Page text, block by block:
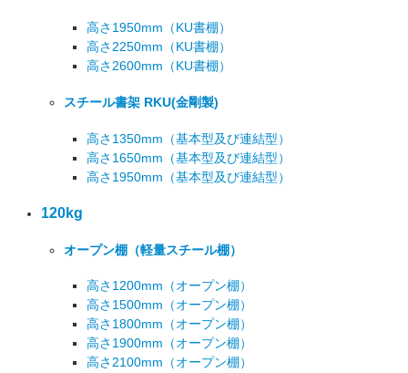
高さ1950mm （KU書棚）
高さ2250mm （KU書棚）
高さ2600mm （KU書棚）
スチール書架 RKU(金剛製)
高さ1350mm （基本型及び連結型）
高さ1650mm （基本型及び連結型）
高さ1950mm （基本型及び連結型）
120kg
オープン棚 （軽量スチール棚）
高さ1200mm （オープン棚）
高さ1500mm （オープン棚）
高さ1800mm （オープン棚）
高さ1900mm （オープン棚）
高さ2100mm （オープン棚）